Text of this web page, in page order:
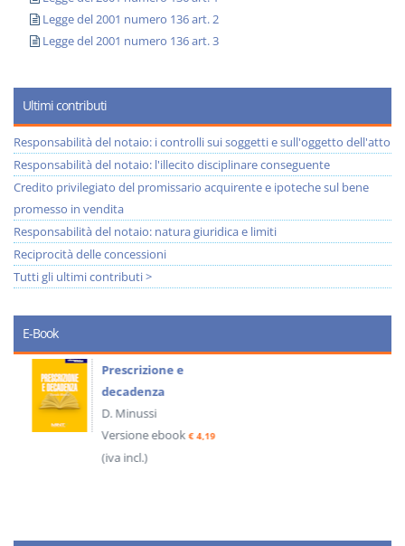
Legge del 2001 numero 136 art. 2
Legge del 2001 numero 136 art. 3
Ultimi contributi
Responsabilità del notaio: i controlli sui soggetti e sull'oggetto dell'atto
Responsabilità del notaio: l'illecito disciplinare conseguente
Credito privilegiato del promissario acquirente e ipoteche sul bene
promesso in vendita
Responsabilità del notaio: natura giuridica e limiti
Reciprocità delle concessioni
Tutti gli ultimi contributi >
E-Book
Prescrizione e
decadenza
D. Minussi
Versione ebook€ 4,19
(iva incl.)